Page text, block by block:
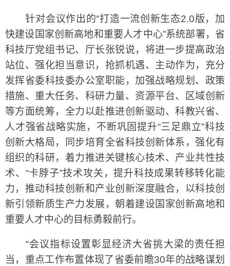
针对会议作出的“打造一流创新生态2.0版，加
快建设国家创新高地和重要人才中心”系统部署，省
科技厅党组书记、厅长张锐说，将进一步提高政治
站位、强化担当意识，抢抓机遇、主动作为，充分
发挥省委科技委办公室职能，加强战略规划、政策
措施、重大任务、科研力量、资源平台、区域创新
等方面统筹，全力以赴推进创新驱动、科教兴省、
人才强省战略实施，不断巩固提升“三足鼎立”科技
创新大格局，同步培育全省科技创新体系，强化有
组织的科研，着力推进关键核心技术、产业共性技
术、“卡脖子”技术攻关，提升科技成果转移转化能
力，推动科技创新和产业创新深度融合，以科技创
新引领新质生产力发展，朝着建设国家创新高地和
重要人才中心的目标勇毅前行。
“会议指标设置彰显经济大省挑大梁的责任担
当，重点工作布置体现了省委前瞻30年的战略谋划